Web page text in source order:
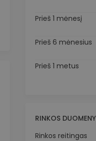
Prieš 1 mėnesį
Prieš 6 mėnesius
Prieš 1 metus
RINKOS
Rinkos reitingas